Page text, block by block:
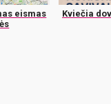
eismas
Kviečia